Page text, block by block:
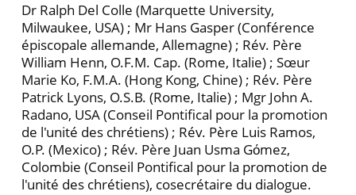
Dr Ralph Del Colle (Marquette University,
Milwaukee, USA) ; Mr Hans Gasper (Conférence
épiscopale allemande, Allemagne) ; Rév. Père
William Henn, O.F.M. Cap. (Rome, Italie) ; Sœur
Marie Ko, F.M.A. (Hong Kong, Chine) ; Rév. Père
Patrick Lyons, O.S.B. (Rome, Italie) ; Mgr John A.
Radano, USA (Conseil Pontifical pour la promotion
de l'unité des chrétiens) ; Rév. Père Luis Ramos,
O.P. (Mexico) ; Rév. Père Juan Usma Gόmez,
Colombie (Conseil Pontifical pour la promotion de
l'unité des chrétiens), cosecrétaire du dialogue.